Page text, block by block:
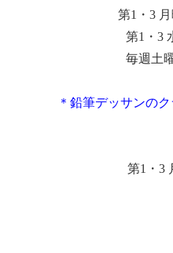
第1・3
第1・3
毎週土
＊鉛筆デッサンの
第1・